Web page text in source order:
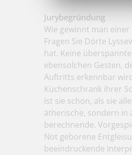
Jurybegründung
Wie gewinnt man
Fragen Sie Dörte
hat. Keine
ebensolchen Gesten,
Auftritts erkennbar
Küchenschrank ihrer
ist sie schon, als sie
ätherische, sondern in
berechnende.
Not geborene
beeindruckende